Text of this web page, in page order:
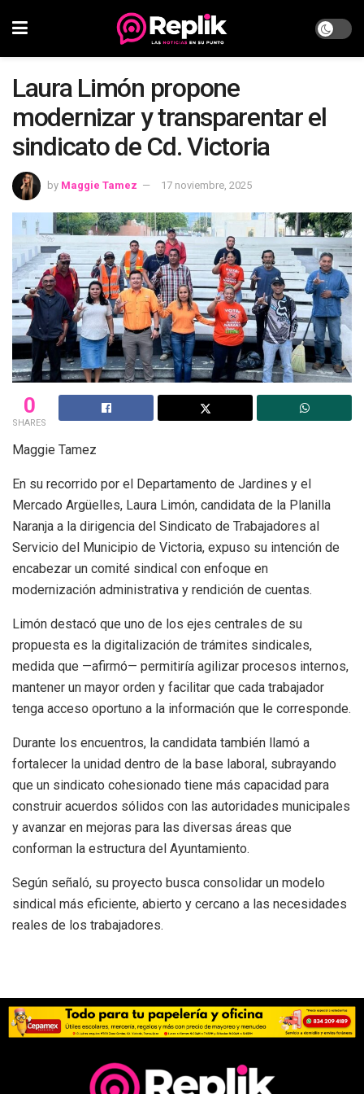
Laura Limón propone
modernizar y transparentar el
sindicato de Cd. Victoria
by Maggie Tamez 17 noviembre, 2025
0
SHARES
Maggie Tamez
En su recorrido por el Departamento de Jardines y el
Mercado Argüelles, Laura Limón, candidata de la Planilla
Naranja a la dirigencia del Sindicato de Trabajadores al
Servicio del Municipio de Victoria, expuso su intención de
encabezar un comité sindical con enfoque en
modernización administrativa y rendición de cuentas.
Limón destacó que uno de los ejes centrales de su
propuesta es la digitalización de trámites sindicales,
medida que —afirmó— permitiría agilizar procesos internos,
mantener un mayor orden y facilitar que cada trabajador
tenga acceso oportuno a la información que le corresponde.
Durante los encuentros, la candidata también llamó a
fortalecer la unidad dentro de la base laboral, subrayando
que un sindicato cohesionado tiene más capacidad para
construir acuerdos sólidos con las autoridades municipales
y avanzar en mejoras para las diversas áreas que
conforman la estructura del Ayuntamiento.
Según señaló, su proyecto busca consolidar un modelo
sindical más eficiente, abierto y cercano a las necesidades
reales de los trabajadores.